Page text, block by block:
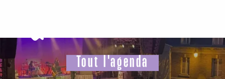
principal
Tout l'agenda